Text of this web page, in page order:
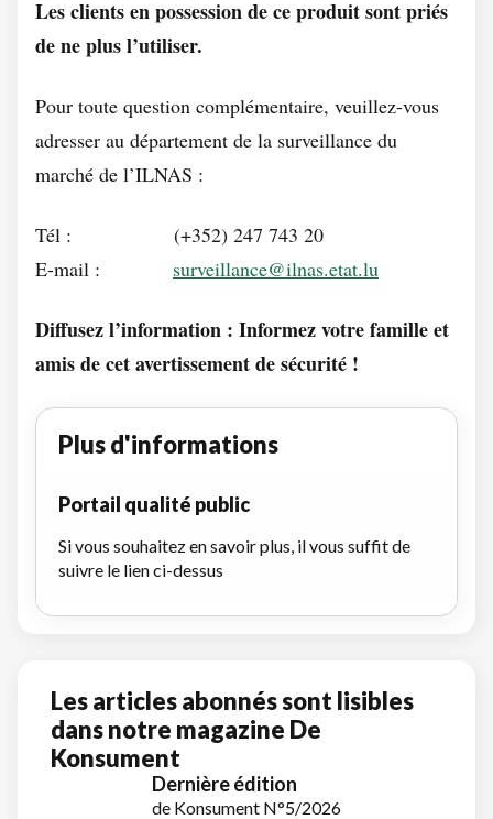
Les clients en possession de ce produit sont priés
de ne plus l’utiliser.
Pour toute question complémentaire, veuillez-vous
adresser au département de la surveillance du
marché de l’ILNAS :
Tél : (+352) 247 743 20
E-mail : surveillance@ilnas.etat.lu
Diffusez l’information : Informez votre famille et
amis de cet avertissement de sécurité !
Plus d'informations
Portail qualité public
Si vous souhaitez en savoir plus, il vous suffit de
suivre le lien ci-dessus
Les articles abonnés sont lisibles
dans notre magazine De
Konsument
Dernière édition
de Konsument N°5/2026